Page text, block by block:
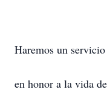
Haremos un
en honor a la vida